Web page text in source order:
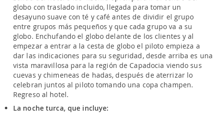
globo con traslado incluido, llegada para tomar un
desayuno suave con té y café antes de dividir el grupo
entre grupos más pequeños y que cada grupo va a su
globo. Enchufando el globo delante de los clientes y al
empezar a entrar a la cesta de globo el piloto empieza a
dar las indicaciones para su seguridad, desde arriba es una
vista maravillosa para la región de Capadocia viendo sus
cuevas y chimeneas de hadas, después de aterrizar lo
celebran juntos al piloto tomando una copa champen.
Regreso al hotel.
La noche turca, que incluye: